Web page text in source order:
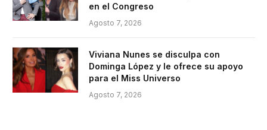
en el Congreso
Agosto 7, 2026
Viviana Nunes se disculpa con
Dominga López y le ofrece su apoyo
para el Miss Universo
Agosto 7, 2026